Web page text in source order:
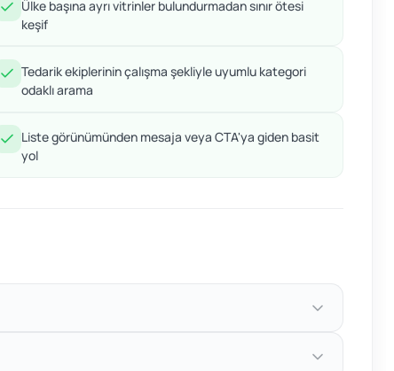
Ülke başına ayrı vitrinler bulundurmadan sınır ötesi
keşif
Tedarik ekiplerinin çalışma şekliyle uyumlu kategori
odaklı arama
Liste görünümünden mesaja veya CTA'ya giden basit
yol